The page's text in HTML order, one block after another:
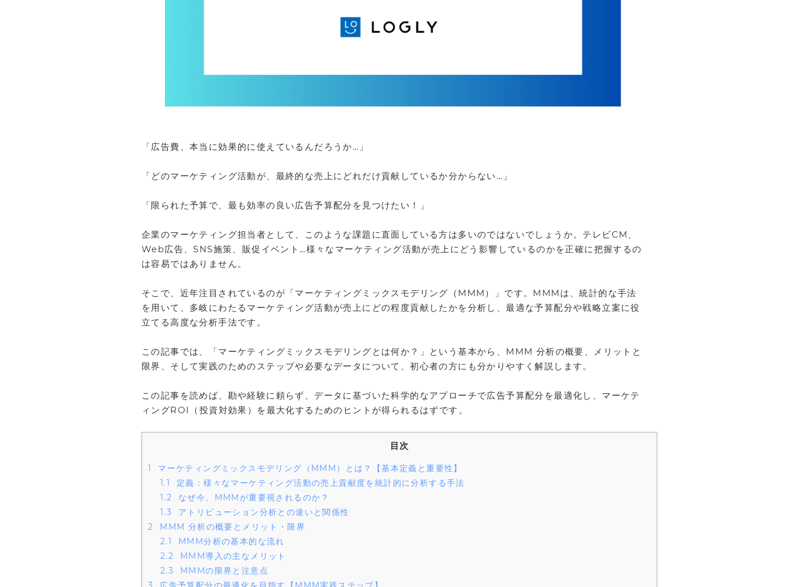
「広告費、本当に効果的に使えているんだろうか…」
「どのマーケティング活動が、最終的な売上にどれだけ貢献しているか分からない…」
「限られた予算で、最も効率の良い広告予算配分を見つけたい！」
企業のマーケティング担当者として、このような課題に直面している方は多いのではないでしょうか。テレビCM、
Web広告、SNS施策、販促イベント…様々なマーケティング活動が売上にどう影響しているのかを正確に把握するの
は容易ではありません。
そこで、近年注目されているのが「マーケティングミックスモデリング（MMM）」です。MMMは、統計的な手法
を用いて、多岐にわたるマーケティング活動が売上にどの程度貢献したかを分析し、最適な予算配分や戦略立案に役
立てる高度な分析手法です。
この記事では、「マーケティングミックスモデリングとは何か？」という基本から、MMM 分析の概要、メリットと
限界、そして実践のためのステップや必要なデータについて、初心者の方にも分かりやすく解説します。
この記事を読めば、勘や経験に頼らず、データに基づいた科学的なアプローチで広告予算配分を最適化し、マーケテ
ィングROI（投資対効果）を最大化するためのヒントが得られるはずです。
目次
1
マーケティングミックスモデリング（MMM）とは？【基本定義と重要性】
1.1
定義：様々なマーケティング活動の売上貢献度を統計的に分析する手法
1.2 なぜ今、MMMが重要視されるのか？
1.3
アトリビューション分析との違いと関係性
2 MMM 分析の概要とメリット・限界
2.1
MMM分析の基本的な流れ
2.2 MMM導入の主なメリット
2.3
MMMの限界と注意点